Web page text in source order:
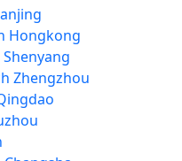
Hongkong
Zhengzhou